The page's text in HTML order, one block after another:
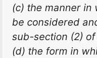
(c) the manner in
be considered
sub-section (2)
(d) the form in